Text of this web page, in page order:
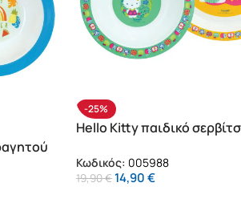
-25%
Hello Kitty παιδικό
Κωδικός: 005988
19,90€14,90€